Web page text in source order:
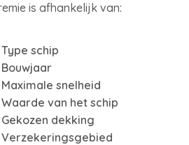
is afhankelijk van:
Type schip
Bouwjaar
Maximale snelheid
Waarde van het schip
Gekozen dekking
Verzekeringsgebied